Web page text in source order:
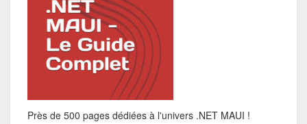
Près de 500 pages dédiées à l'univers .NET MAUI !